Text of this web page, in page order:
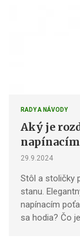
RADY A NÁVODY
Aký je
29.9.2024
Stôl a stoličky
stanu.
napínacím
sa hodia? Čo